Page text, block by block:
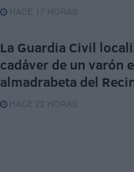
HACE 17 HORAS
La Guardia Civil
cadáver de un varón
almadrabeta del
HACE 22 HORAS